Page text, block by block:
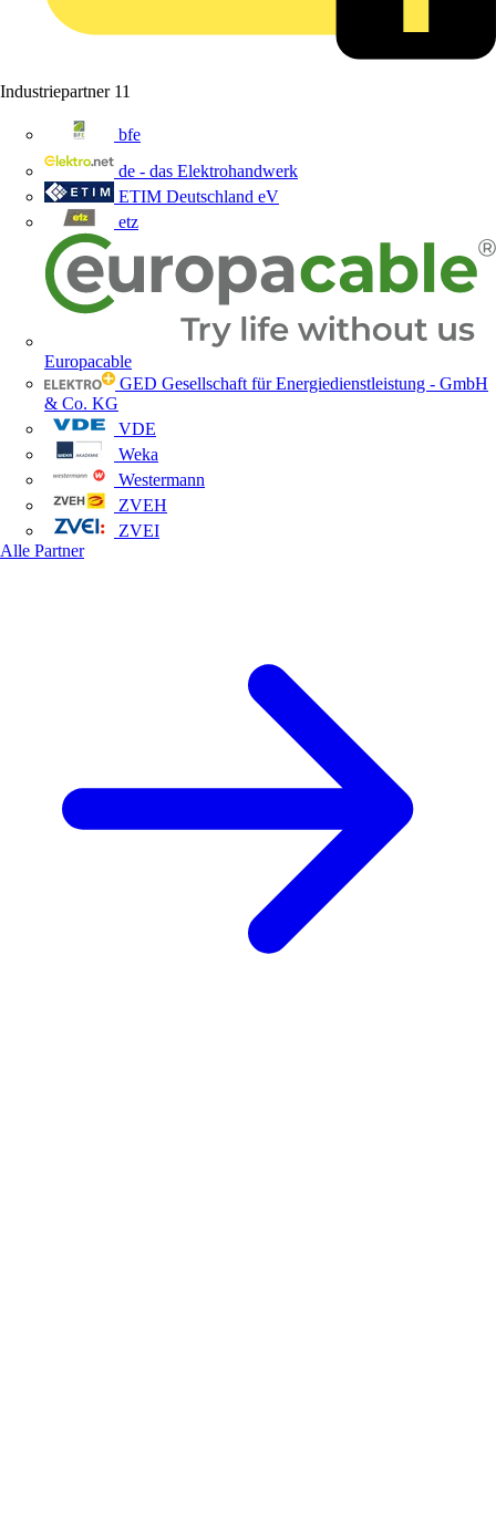
Industriepartner 11
bfe
de - das Elektrohandwerk
ETIM Deutschland eV
etz
Europacable
GED Gesellschaft für Energiedienstleistung - GmbH
& Co. KG
VDE
Weka
Westermann
ZVEH
ZVEI
Alle Partner